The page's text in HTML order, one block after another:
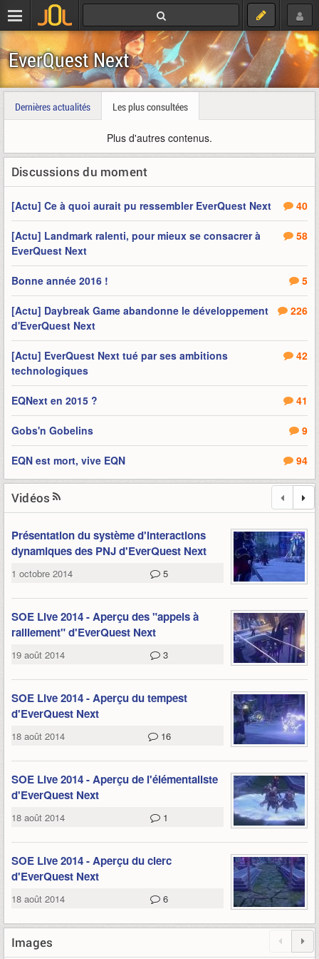
EverQuest Next
Dernières actualités Les plus consultées
Plus d'autres contenus.
Discussions du moment
40
[Actu] Ce à quoi aurait pu ressembler EverQuest Next
58
[Actu] Landmark ralenti, pour mieux se consacrer à
EverQuest Next
5
Bonne année 2016 !
226
[Actu] Daybreak Game abandonne le développement
d'EverQuest Next
42
[Actu] EverQuest Next tué par ses ambitions
technologiques
41
EQNext en 2015 ?
9
Gobs'n Gobelins
94
EQN est mort, vive EQN
Vidéos
Présentation du système d'interactions
dynamiques des PNJ d'EverQuest Next
1 octobre 2014 5
SOE Live 2014 - Aperçu des "appels à
ralliement" d'EverQuest Next
19 août 2014 3
SOE Live 2014 - Aperçu du tempest
d'EverQuest Next
18 août 2014 16
SOE Live 2014 - Aperçu de l'élémentaliste
d'EverQuest Next
18 août 2014 1
SOE Live 2014 - Aperçu du clerc
d'EverQuest Next
18 août 2014 6
Images